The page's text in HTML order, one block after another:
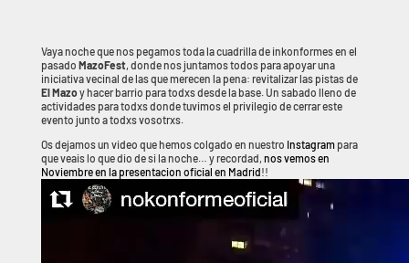
Vaya noche que nos pegamos toda la cuadrilla de inkonformes en el
pasado MazoFest, donde nos juntamos todos para apoyar una
iniciativa vecinal de las que merecen la pena: revitalizar las pistas de
El Mazoy hacer barrio para todxs desde la base. Un sabado lleno de
actividades para todxs donde tuvimos el privilegio de cerrar este
evento junto a todxs vosotrxs.
Os dejamos un video que hemos colgado en nuestro Instagrampara
que veais lo que dio de si la noche… y recordad, nos vemos en
Noviembre en la presentacion oficial en Madrid!!